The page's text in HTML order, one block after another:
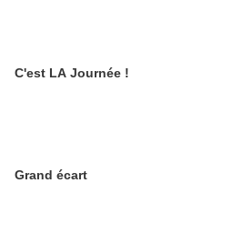
C'est LA Journée !
Grand écart